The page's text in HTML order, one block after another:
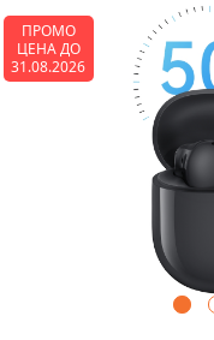
ПРОМО
ЦЕНА ДО
31.08.2026